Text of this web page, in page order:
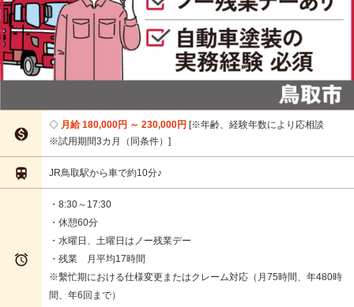

月給 180,000円 ～ 230,000円 ※年齢、経験年数により応相談
※試用期間3カ月（同条件）
 JR鳥取駅から車で約10分♪

・8:30～17:30
・休憩60分
・水曜日、土曜日はノー残業デー
・残業 月平均17時間
※繫忙期における仕様変更またはクレーム対応（月75時間、年480時
間、年6回まで）